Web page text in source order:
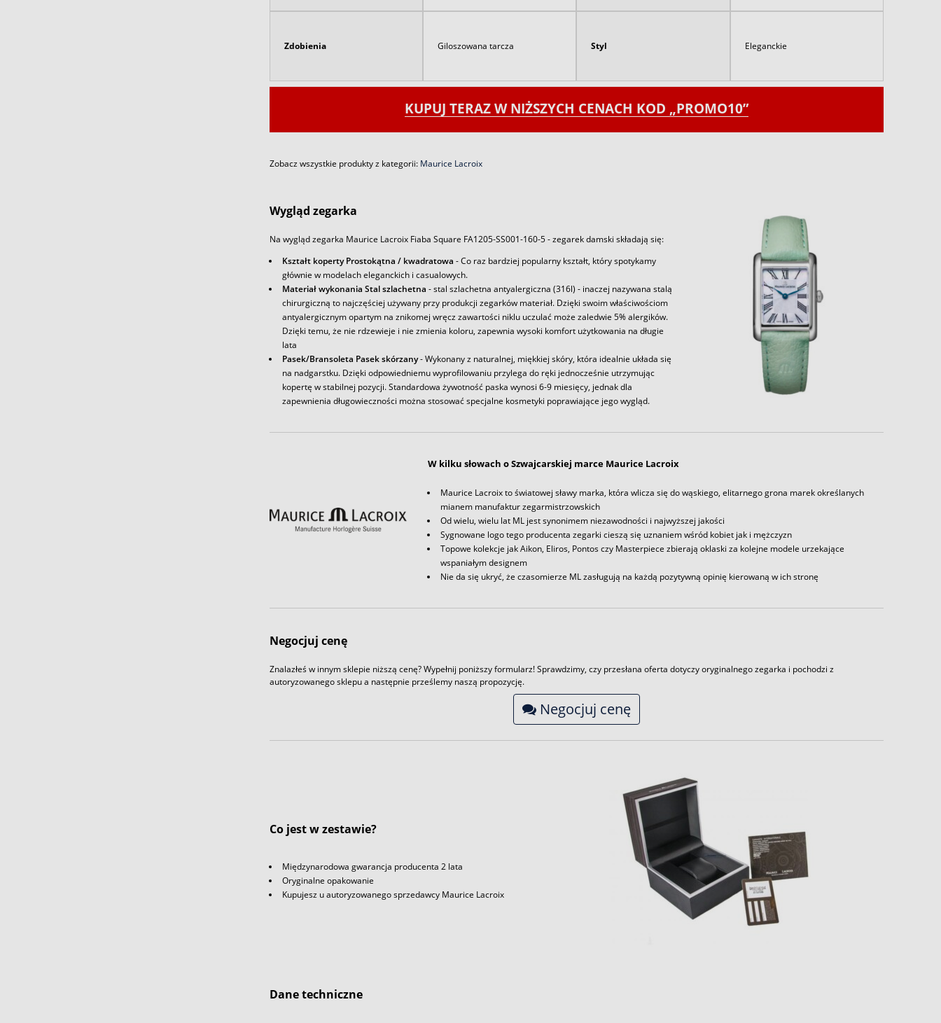
Zdobienia Giloszowana tarcza Styl Eleganckie
KUPUJ TERAZ W NIŻSZYCH CENACH KOD „PROMO10”
Zobacz wszystkie produkty z kategorii: Maurice Lacroix
Wygląd zegarka
Na wygląd zegarka Maurice Lacroix Fiaba Square FA1205-SS001-160-5 - zegarek damski składają się:
Kształt koperty Prostokątna / kwadratowa - Co raz bardziej popularny kształt, który spotykamy
głównie w modelach eleganckich i casualowych.
Materiał wykonania Stal szlachetna - stal szlachetna antyalergiczna (316l) - inaczej nazywana stalą
chirurgiczną to najczęściej używany przy produkcji zegarków materiał. Dzięki swoim właściwościom
antyalergicznym opartym na znikomej wręcz zawartości niklu uczulać może zaledwie 5% alergików.
Dzięki temu, że nie rdzewieje i nie zmienia koloru, zapewnia wysoki komfort użytkowania na długie
lata
Pasek/Bransoleta Pasek skórzany- Wykonany z naturalnej, miękkiej skóry, która idealnie układa się
na nadgarstku. Dzięki odpowiedniemu wyprofilowaniu przylega do ręki jednocześnie utrzymując
kopertę w stabilnej pozycji. Standardowa żywotność paska wynosi 6-9 miesięcy, jednak dla
zapewnienia długowieczności można stosować specjalne kosmetyki poprawiające jego wygląd.
W kilku słowach o Szwajcarskiej marce Maurice Lacroix
Maurice Lacroix to światowej sławy marka, która wlicza się do wąskiego, elitarnego grona marek określanych
mianem manufaktur zegarmistrzowskich
Od wielu, wielu lat ML jest synonimem niezawodności i najwyższej jakości
Sygnowane logo tego producenta zegarki cieszą się uznaniem wśród kobiet jak i mężczyzn
Topowe kolekcje jak Aikon, Eliros, Pontos czy Masterpiece zbierają oklaski za kolejne modele urzekające
wspaniałym designem
Nie da się ukryć, że czasomierze ML zasługują na każdą pozytywną opinię kierowaną w ich stronę
Negocjuj cenę
Znalazłeś w innym sklepie niższą cenę? Wypełnij poniższy formularz! Sprawdzimy, czy przesłana oferta dotyczy oryginalnego zegarka i pochodzi z
autoryzowanego sklepu a następnie prześlemy naszą propozycję.
Negocjuj cenę
Co jest w zestawie?
Międzynarodowa gwarancja producenta 2 lata
Oryginalne opakowanie
Kupujesz u autoryzowanego sprzedawcy Maurice Lacroix
Dane techniczne